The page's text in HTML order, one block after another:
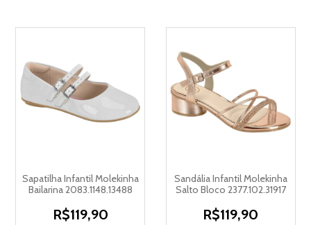
Sapatilha Infantil Molekinha
Bailarina 2083.1148.13488
R$119,90
Sandália Infantil Molekinha
Salto Bloco 2377.102.31917
R$119,90